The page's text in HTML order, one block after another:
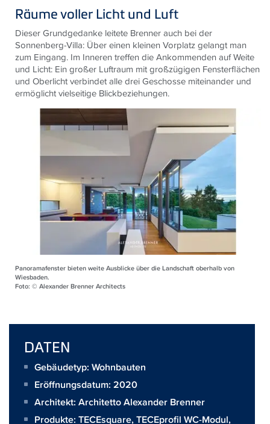
Räume voller Licht und Luft
Dieser Grundgedanke leitete Brenner auch bei der
Sonnenberg-Villa: Über einen kleinen Vorplatz gelangt man
zum Eingang. Im Inneren treffen die Ankommenden auf Weite
und Licht: Ein großer Luftraum mit großzügigen Fensterflächen
und Oberlicht verbindet alle drei Geschosse miteinander und
ermöglicht vielseitige Blickbeziehungen.
Panoramafenster bieten weite Ausblicke über die Landschaft oberhalb von
Wiesbaden.
Foto: © Alexander Brenner Architects
DATEN
Gebäudetyp: Wohnbauten
Eröffnungsdatum: 2020
Architekt: Architetto Alexander Brenner
Produkte: TECEsquare,TECEprofil WC-Modul,